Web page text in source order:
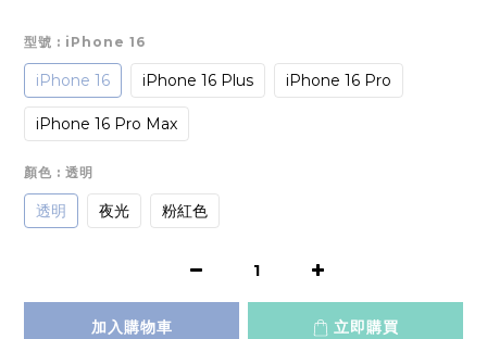
型號 : iPhone 16
iPhone 16 iPhone 16 Plus iPhone 16 Pro
iPhone 16 Pro Max
顏色 : 透明
透明 夜光 粉紅色
加入購物車 立即購買